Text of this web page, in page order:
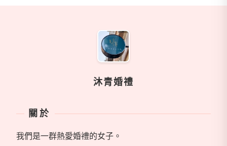
沐青婚禮
關於
我們是一群熱愛婚禮的女子。